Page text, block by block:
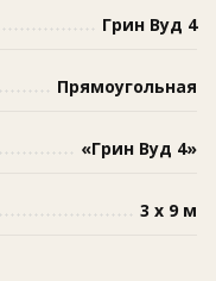
Грин Вуд 4
Прямоугольная
«Грин Вуд 4»
3 х 9 м